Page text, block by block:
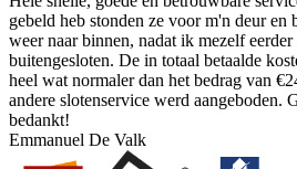
gebeld heb stonden ze voor m'n deur
weer naar binnen, nadat ik mezelf
buitengesloten. De in totaal betaalde
heel wat normaler dan het bedrag van
andere slotenservice werd aangeboden.
bedankt!
Emmanuel De Valk